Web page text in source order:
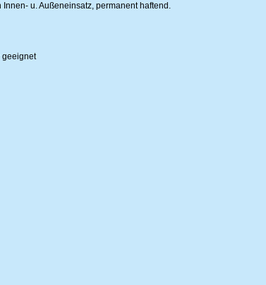
u. Außeneinsatz, permanent haftend.
geeignet